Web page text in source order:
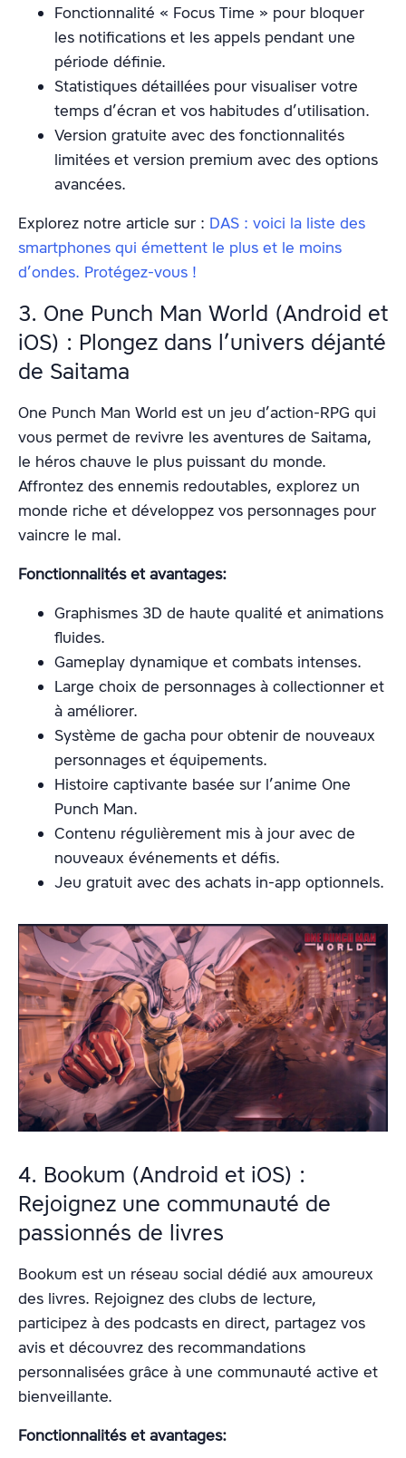
Fonctionnalité « Focus Time » pour bloquer
les notifications et les appels pendant une
période définie.
Statistiques détaillées pour visualiser votre
temps d’écran et vos habitudes d’utilisation.
Version gratuite avec des fonctionnalités
limitées et version premium avec des options
avancées.
Explorez notre article sur : DAS : voici la liste des
smartphones qui émettent le plus et le moins
d’ondes. Protégez-vous !
3. One Punch Man World (Android et
iOS) : Plongez dans l’univers déjanté
de Saitama
One Punch Man World est un jeu d’action-RPG qui
vous permet de revivre les aventures de Saitama,
le héros chauve le plus puissant du monde.
Affrontez des ennemis redoutables, explorez un
monde riche et développez vos personnages pour
vaincre le mal.
Fonctionnalités et avantages:
Graphismes 3D de haute qualité et animations
fluides.
Gameplay dynamique et combats intenses.
Large choix de personnages à collectionner et
à améliorer.
Système de gacha pour obtenir de nouveaux
personnages et équipements.
Histoire captivante basée sur l’anime One
Punch Man.
Contenu régulièrement mis à jour avec de
nouveaux événements et défis.
Jeu gratuit avec des achats in-app optionnels.
4. Bookum (Android et iOS) :
Rejoignez une communauté de
passionnés de livres
Bookum est un réseau social dédié aux amoureux
des livres. Rejoignez des clubs de lecture,
participez à des podcasts en direct, partagez vos
avis et découvrez des recommandations
personnalisées grâce à une communauté active et
bienveillante.
Fonctionnalités et avantages: